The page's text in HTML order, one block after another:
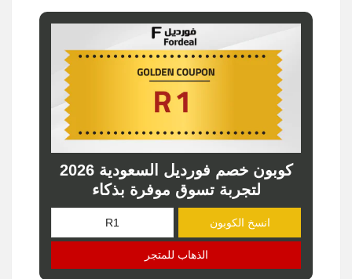
كوبون خصم فورديل السعودية 2026
لتجربة تسوق موفرة بذكاء
انسخ الكوبون
الذهاب للمتجر